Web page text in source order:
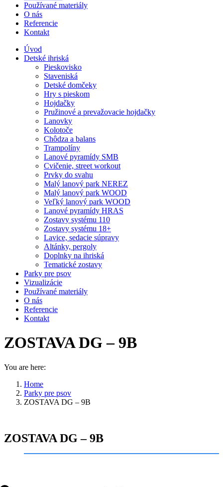
Používané materiály
O nás
Referencie
Kontakt
Úvod
Detské ihriská
Pieskovisko
Staveniská
Detské domčeky
Hry s pieskom
Hojdačky
Pružinové a prevažovacie hojdačky
Lanovky
Kolotoče
Chôdza a balans
Trampolíny
Lanové pyramídy SMB
Cvičenie, street workout
Prvky do svahu
Malý lanový park NEREZ
Malý lanový park WOOD
Veľký lanový park WOOD
Lanové pyramídy HRAS
Zostavy systému 110
Zostavy systému 18+
Lavice, sedacie súpravy
Altánky, pergoly
Doplnky na ihriská
Tematické zostavy
Parky pre psov
Vizualizácie
Používané materiály
O nás
Referencie
Kontakt
ZOSTAVA DG – 9B
You are here:
Home
Parky pre psov
ZOSTAVA DG – 9B
ZOSTAVA DG – 9B